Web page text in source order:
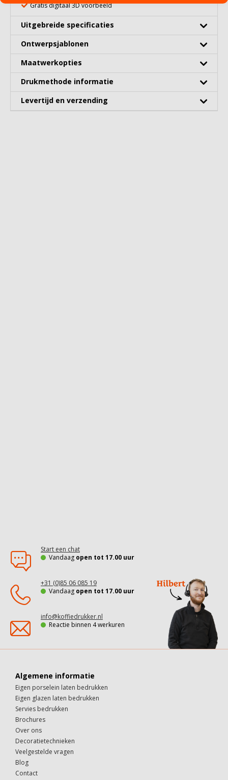
Gratis digitaal 3D voorbeeld
Uitgebreide specificaties
Ontwerpsjablonen
Maatwerkopties
Drukmethode informatie
Levertijd en verzending
Start een chat
Vandaag open tot 17.00 uur
+31 (0)85 06 085 19
Vandaag open tot 17.00 uur
info@koffiedrukker.nl
Reactie binnen 4 werkuren
Algemene informatie
Eigen porselein laten bedrukken
Eigen glazen laten bedrukken
Servies bedrukken
Brochures
Over ons
Decoratietechnieken
Veelgestelde vragen
Blog
Contact